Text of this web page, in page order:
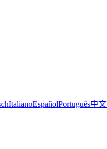
ItalianoEspañolPortuguês中文